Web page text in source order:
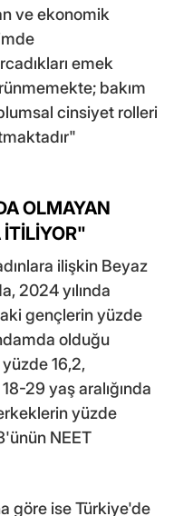
ve ekonomik
emek
bakım
cinsiyet rolleri
OLMAYAN
İTİLİYOR"
ilişkin Beyaz
2024 yılında
gençlerin yüzde
olduğu
16,2,
29 yaş aralığında
yüzde
NEET
göre ise Türkiye'de